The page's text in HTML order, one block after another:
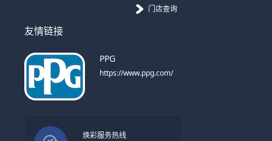
门店查询
友情链接
PPG
https://www.ppg.com/
焕彩服务热线